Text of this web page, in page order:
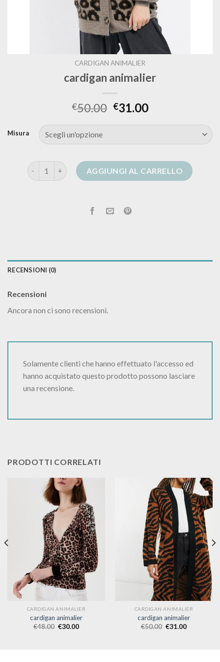
CARDIGAN ANIMALIER
cardigan animalier
€50.00 €31.00
Misura
cardigan animalier quantitàAGGIUNGI AL CARRELLO
RECENSIONI (0)
Recensioni
Ancora non ci sono recensioni.
Solamente clienti che hanno effettuato l'accesso ed
hanno acquistato questo prodotto possono lasciare
una recensione.
PRODOTTI CORRELATI
CARDIGAN ANIMALIER
cardigan animalier
€48.00 €30.00
CARDIGAN ANIMALIER
cardigan animalier
€50.00 €31.00